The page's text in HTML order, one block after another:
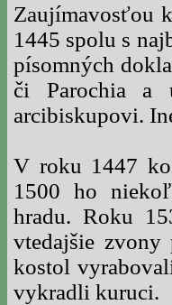
Zaujímavosťou
1445 spolu s
písomných
či Parochia a
arcibiskupovi.
V roku 1447
1500 ho
hradu. Roku
vtedajšie
kostol
vykradli kuruci.